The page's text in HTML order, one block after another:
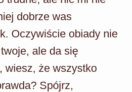
dobrze was
Oczywiście obiady nie
ale da się
wiesz, że wszystko
Spójrz,